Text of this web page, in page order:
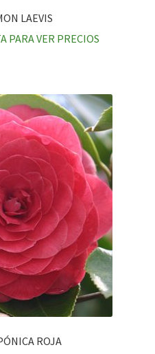
LAEVIS
PARA VER PRECIOS
ROJA